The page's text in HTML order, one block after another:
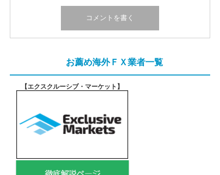
お薦め海外ＦＸ業者一覧
【エクスクルーシブ・マーケット 】